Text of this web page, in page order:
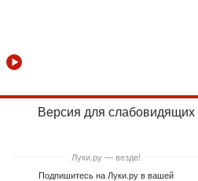
Версия для слабовидящих
Луки.ру — везде!
Подпишитесь на Луки.ру в вашей